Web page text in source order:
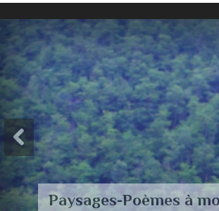
Paysages-Poèmes à